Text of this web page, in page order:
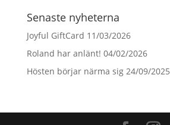
Senaste nyheterna
Joyful GiftCard 11/03/2026
Roland har anlänt! 04/02/2026
Hösten börjar närma sig 24/09/2025